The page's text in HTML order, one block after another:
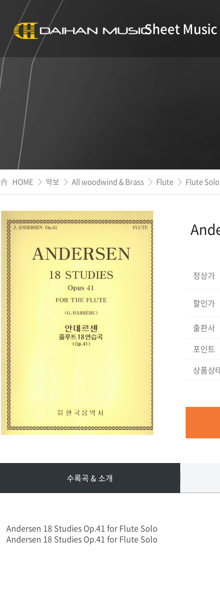
Sheet Music
HOME 악보 All woodwind & Brass Flute Flute Solo
정상가
할인가
출판사
포인트
상품상
수록곡 & 소개
Andersen 18 Studies Op.41 for Flute Solo
Andersen 18 Studies Op.41 for Flute Solo